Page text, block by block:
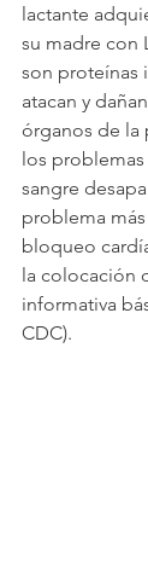
lactante
su madre con
son proteínas
atacan y
órganos de la
los
sangre
problema
bloqueo
la colocación
informativa
CDC).